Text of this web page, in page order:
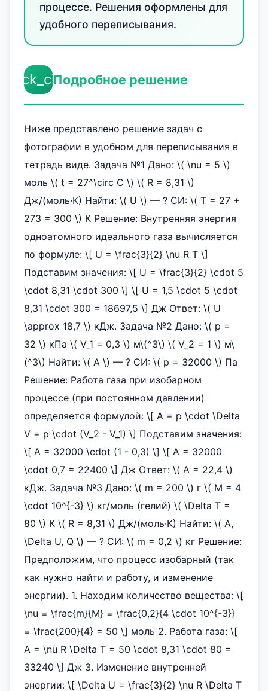
процессе. Решения оформлены для
удобного переписывания.
Подробное решение
Ниже представлено решение задач с
фотографии в удобном для переписывания в
тетрадь виде. Задача №1 Дано: \( \nu = 5 \)
моль \( t = 27^\circ C \) \( R = 8,31 \)
Дж/(моль·К) Найти: \( U \) — ? СИ: \( T = 27 +
273 = 300 \) К Решение: Внутренняя энергия
одноатомного идеального газа вычисляется
по формуле: \[ U = \frac{3}{2} \nu R T \]
Подставим значения: \[ U = \frac{3}{2} \cdot 5
\cdot 8,31 \cdot 300 \] \[ U = 1,5 \cdot 5 \cdot
8,31 \cdot 300 = 18697,5 \] Дж Ответ: \( U
\approx 18,7 \) кДж. Задача №2 Дано: \( p =
32 \) кПа \( V_1 = 0,3 \) м\(^3\) \( V_2 = 1 \) м\
(^3\) Найти: \( A \) — ? СИ: \( p = 32000 \) Па
Решение: Работа газа при изобарном
процессе (при постоянном давлении)
определяется формулой: \[ A = p \cdot \Delta
V = p \cdot (V_2 - V_1) \] Подставим значения:
\[ A = 32000 \cdot (1 - 0,3) \] \[ A = 32000
\cdot 0,7 = 22400 \] Дж Ответ: \( A = 22,4 \)
кДж. Задача №3 Дано: \( m = 200 \) г \( M = 4
\cdot 10^{-3} \) кг/моль (гелий) \( \Delta T =
80 \) К \( R = 8,31 \) Дж/(моль·К) Найти: \( A,
\Delta U, Q \) — ? СИ: \( m = 0,2 \) кг Решение:
Предположим, что процесс изобарный (так
как нужно найти и работу, и изменение
энергии). 1. Находим количество вещества: \[
\nu = \frac{m}{M} = \frac{0,2}{4 \cdot 10^{-3}}
= \frac{200}{4} = 50 \] моль 2. Работа газа: \[
A = \nu R \Delta T = 50 \cdot 8,31 \cdot 80 =
33240 \] Дж 3. Изменение внутренней
энергии: \[ \Delta U = \frac{3}{2} \nu R \Delta T